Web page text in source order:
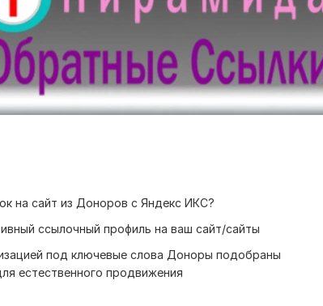
на сайт из Доноров с Яндекс ИКС?
ссылочный профиль на ваш сайт/сайты
под ключевые слова Доноры подобраны
естественного продвижения